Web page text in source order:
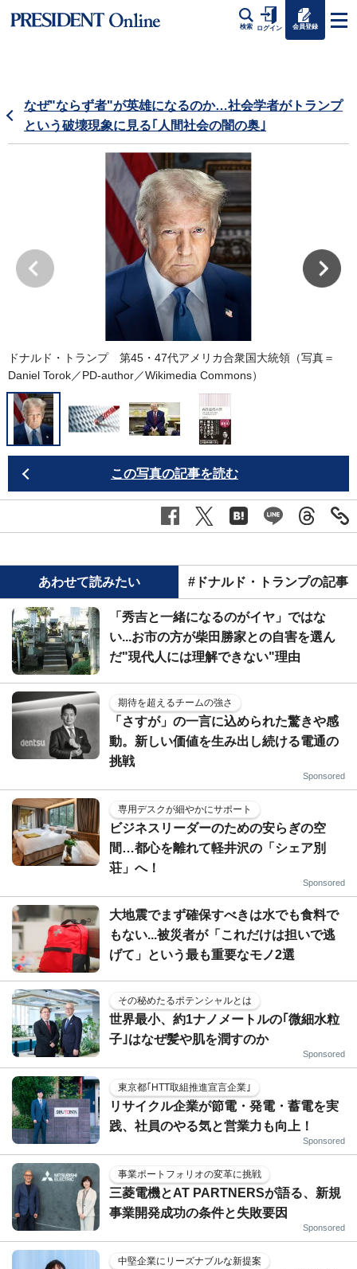
検索 ログイン 会員登録
なぜ"ならず者"が英雄になるのか…社会学者がトランプ
という破壊現象に見る｢人間社会の闇の奥｣
ドナルド・トランプ 第45・47代アメリカ合衆国大統領（写真＝
Daniel Torok／PD-author／Wikimedia Commons）
この写真の記事を読む
あわせて読みたい #ドナルド・トランプの記事
「秀吉と一緒になるのがイヤ」ではな
い...お市の方が柴田勝家との自害を選ん
だ"現代人には理解できない"理由
期待を超えるチームの強さ
「さすが」の一言に込められた驚きや感
動。新しい価値を生み出し続ける電通の
挑戦
Sponsored
専用デスクが細やかにサポート
ビジネスリーダーのための安らぎの空
間…都心を離れて軽井沢の「シェア別
荘」へ！
Sponsored
大地震でまず確保すべきは水でも食料で
もない...被災者が「これだけは担いで逃
げて」という最も重要なモノ2選
その秘めたるポテンシャルとは
世界最小、約1ナノメートルの｢微細水粒
子｣はなぜ髪や肌を潤すのか
Sponsored
東京都｢HTT取組推進宣言企業｣
リサイクル企業が節電・発電・蓄電を実
践、社員のやる気と営業力も向上！
Sponsored
事業ポートフォリオの変革に挑戦
三菱電機とAT PARTNERSが語る、新規
事業開発成功の条件と失敗要因
Sponsored
中堅企業にリーズナブルな新提案